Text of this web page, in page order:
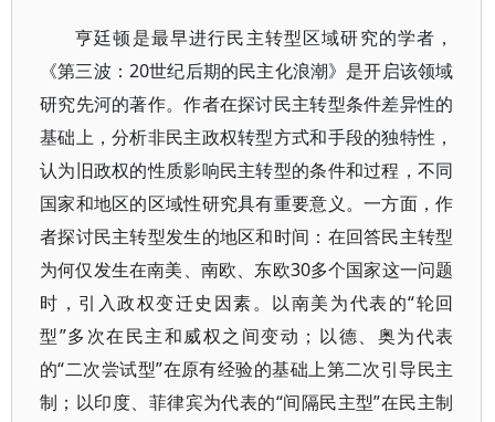
亨廷顿是最早进行民主转型区域研究的学者，
《第三波：20世纪后期的民主化浪潮》是开启该领域
研究先河的著作。作者在探讨民主转型条件差异性的
基础上，分析非民主政权转型方式和手段的独特性，
认为旧政权的性质影响民主转型的条件和过程，不同
国家和地区的区域性研究具有重要意义。一方面，作
者探讨民主转型发生的地区和时间：在回答民主转型
为何仅发生在南美、南欧、东欧30多个国家这一问题
时，引入政权变迁史因素。以南美为代表的“轮回
型”多次在民主和威权之间变动；以德、奥为代表
的“二次尝试型”在原有经验的基础上第二次引导民主
制；以印度、菲律宾为代表的“间隔民主型”在民主制